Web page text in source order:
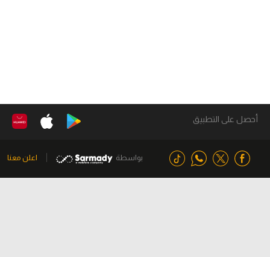
أحصل على التطبيق
بواسطة اعلن معنا